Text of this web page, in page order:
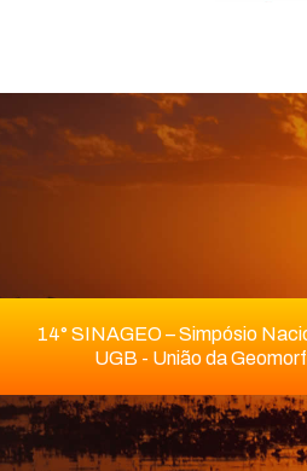
14° SINAGEO – Simpósio
UGB - União da